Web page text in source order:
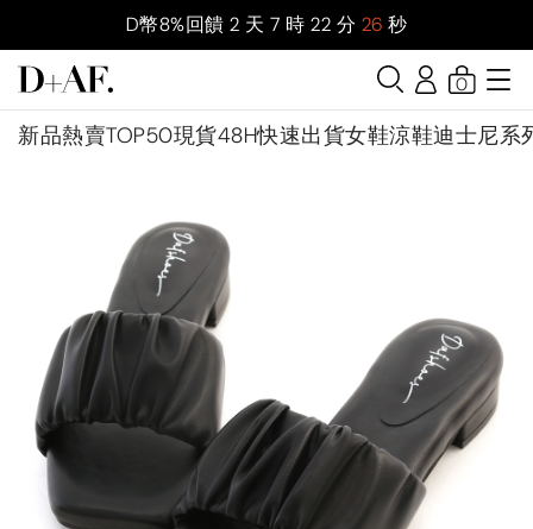
D幣8%回饋 2 天 7 時 22 分 25 秒
新品熱賣TOP50現貨48H快速出貨女鞋涼鞋迪士尼系
0